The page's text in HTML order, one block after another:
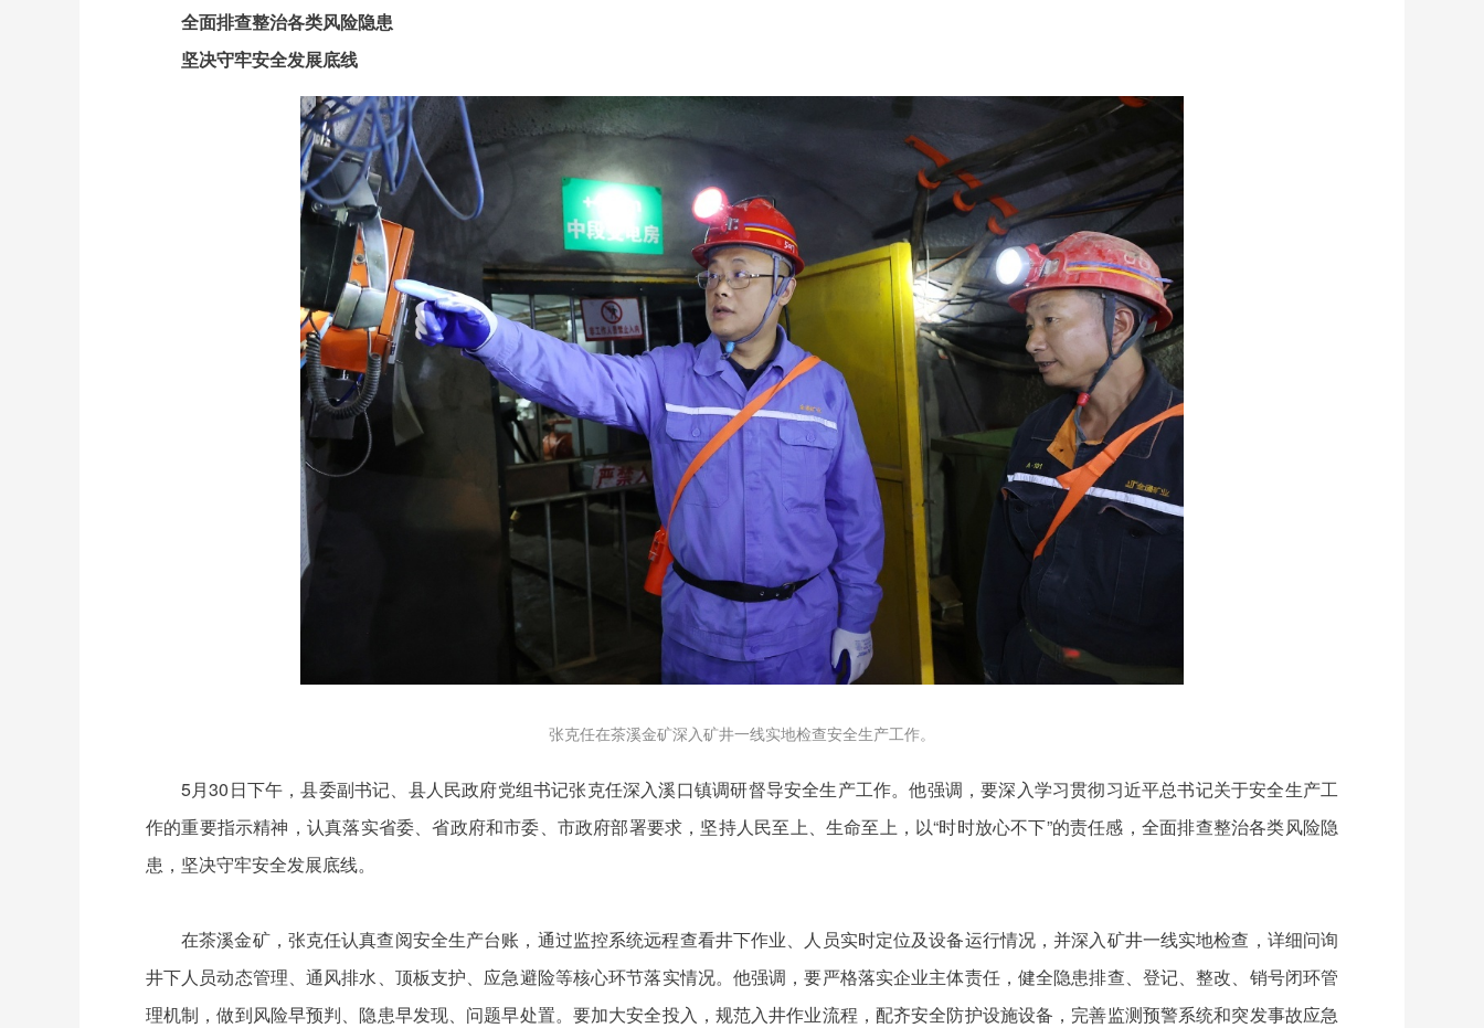
全面排查整治各类风险隐患
坚决守牢安全发展底线
张克任在茶溪金矿深入矿井一线实地检查安全生产工作。
5月30日下午，县委副书记、县人民政府党组书记张克任深入溪口镇调研督导安全生产工作。他强调，要深入学习贯彻习近平总书记关于安全生产工
作的重要指示精神，认真落实省委、省政府和市委、市政府部署要求，坚持人民至上、生命至上，以“时时放心不下”的责任感，全面排查整治各类风险隐
患，坚决守牢安全发展底线。
在茶溪金矿，张克任认真查阅安全生产台账，通过监控系统远程查看井下作业、人员实时定位及设备运行情况，并深入矿井一线实地检查，详细问询
井下人员动态管理、通风排水、顶板支护、应急避险等核心环节落实情况。他强调，要严格落实企业主体责任，健全隐患排查、登记、整改、销号闭环管
理机制，做到风险早预判、隐患早发现、问题早处置。要加大安全投入，规范入井作业流程，配齐安全防护设施设备，完善监测预警系统和突发事故应急